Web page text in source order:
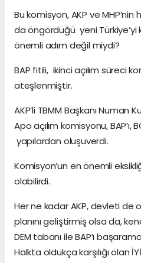
Bu komisyon, AKP ve MHP’nin
da öngördüğü yeni Türkiye’yi
önemli adım değil miydi?
BAP fitili, ikinci açılım süreci
ateşlenmiştir.
AKP’li TBMM Başkanı Numan
Apo açılım komisyonu,
yapılardan oluşuverdi.
Komisyon’un en önemli
olabilirdi.
Her ne kadar AKP, devleti de
planını geliştirmiş olsa da,
DEM tabanı ile BAP’ı
Halkta oldukça karşılığı olan